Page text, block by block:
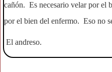
cañón. Es necesario velar por el
por el bien del enfermo. Eso no
El andreso.